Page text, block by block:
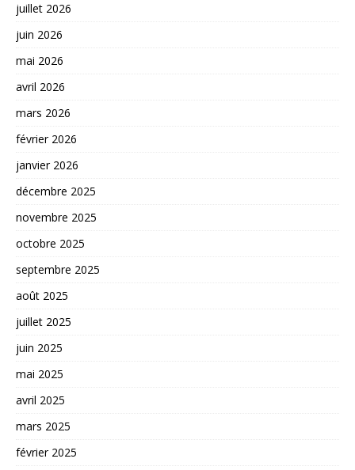
juillet 2026
juin 2026
mai 2026
avril 2026
mars 2026
février 2026
janvier 2026
décembre 2025
novembre 2025
octobre 2025
septembre 2025
août 2025
juillet 2025
juin 2025
mai 2025
avril 2025
mars 2025
février 2025